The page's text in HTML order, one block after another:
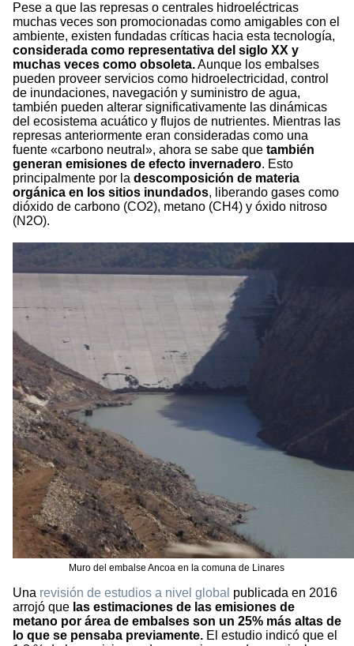
Pese a que las represas o centrales hidroeléctricas
muchas veces son promocionadas como amigables con el
ambiente, existen fundadas críticas hacia esta tecnología,
considerada como representativa del siglo XX y
muchas veces como obsoleta.Aunque los embalses
pueden proveer servicios como hidroelectricidad, control
de inundaciones, navegación y suministro de agua,
también pueden alterar significativamente las dinámicas
del ecosistema acuático y flujos de nutrientes. Mientras las
represas anteriormente eran consideradas como una
fuente «carbono neutral», ahora se sabe que también
generan emisiones de efecto invernadero. Esto
principalmente por la descomposición de materia
orgánica en los sitios inundados, liberando gases como
dióxido de carbono (CO2), metano (CH4) y óxido nitroso
(N2O).
Muro del embalse Ancoa en la comuna de Linares
Una revisión de estudios a nivel global publicada en 2016
arrojó que las estimaciones de las emisiones de
metano por área de embalses son un 25% más altas de
lo que se pensaba previamente. El estudio indicó que el